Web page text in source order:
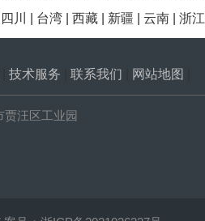
四川 台湾 西藏 新疆 云南 浙江
技术服务 联系我们 网站地图
汪区工业园